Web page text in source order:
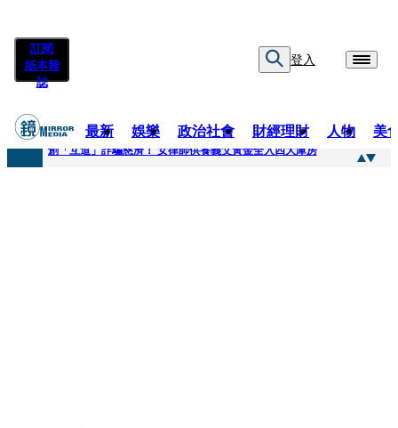
訂閱
紙本雜
誌
登入
最新 娛樂 政治社會 財經理財 人物 美
快訊
創「互道」詐騙慈濟！ 女律師供養義父黃金全入四大庫房